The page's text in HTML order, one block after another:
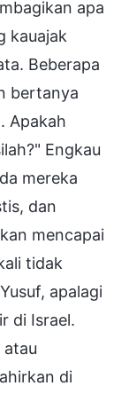
apa
kauajak
Beberapa
bertanya
Apakah
Engkau
mereka
dan
mencapai
tidak
apalagi
di Israel.
atau
di